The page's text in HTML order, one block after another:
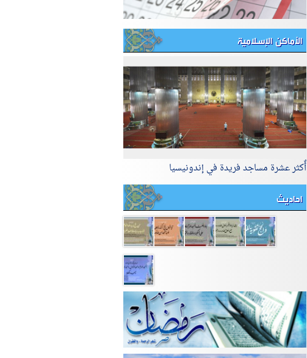
الأماكن الإسلامية
أٌكثر عشرة مساجد فريدة في إندونيسيا
احاديث